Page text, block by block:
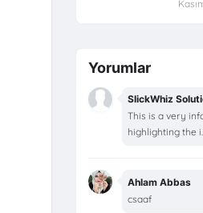
Yorumlar
SlickWhiz
This is a very
highlighting the
Ahlam Abbas
csaaf